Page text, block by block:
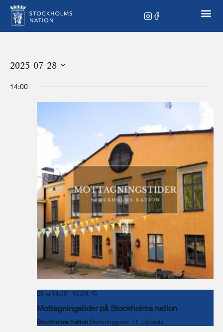
2025-07-28
date.
14:00
28 jul14:00 - 16:00
Mottagningstider på Stockholms nation
Stockholms Nation Drottninggatan 11, Uppsala